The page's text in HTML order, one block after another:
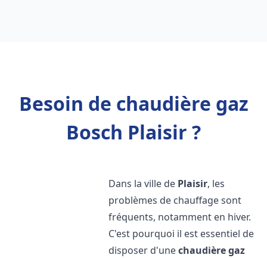
Besoin de chaudière gaz
Bosch Plaisir ?
Dans la ville de Plaisir, les
problèmes de chauffage sont
fréquents, notamment en hiver.
C'est pourquoi il est essentiel de
disposer d'unechaudière gaz